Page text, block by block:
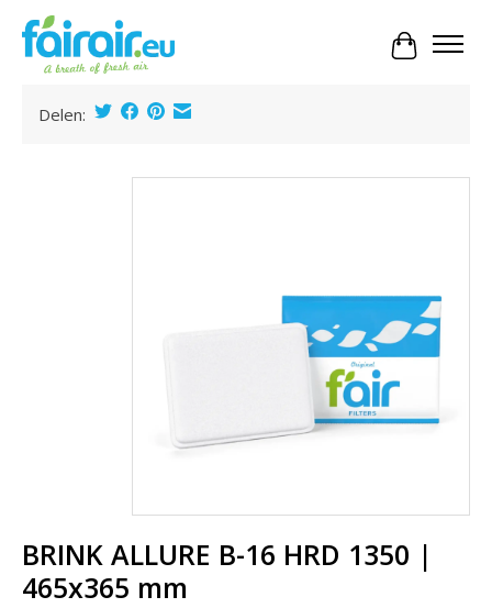
Panier
Delen:
BRINK ALLURE B-16 HRD 1350 |
465x365 mm